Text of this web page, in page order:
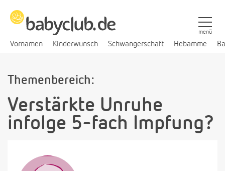
Vornamen Kinderwunsch Schwangerschaft Hebamme
menü
Themenbereich:
Verstärkte Unruhe
infolge 5-fach Impfung?